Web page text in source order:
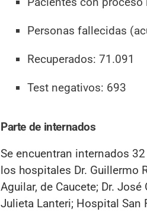
Personas fallecidas
Recuperados: 71.091
Test negativos: 693
Parte de internados
Se encuentran internados
los hospitales Dr. Guillermo
Aguilar, de Caucete; Dr.
Julieta Lanteri; Hospital San